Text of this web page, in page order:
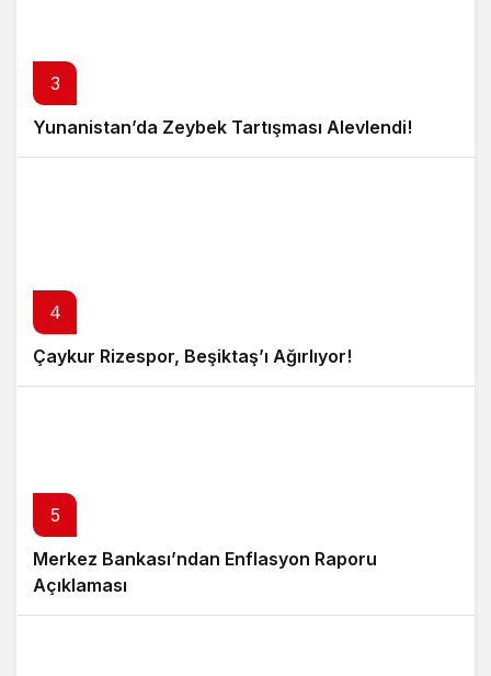
3
Yunanistan’da Zeybek Tartışması Alevlendi!
4
Çaykur Rizespor, Beşiktaş’ı Ağırlıyor!
5
Merkez Bankası’ndan Enflasyon Raporu
Açıklaması